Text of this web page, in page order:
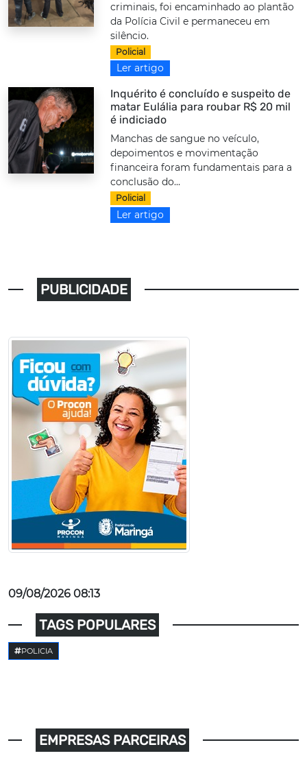
criminais, foi encaminhado ao plantão
da Polícia Civil e permaneceu em
silêncio.
Policial
Ler artigo
Inquérito é concluído e suspeito de
matar Eulália para roubar R$ 20 mil
é indiciado
Manchas de sangue no veículo,
depoimentos e movimentação
financeira foram fundamentais para a
conclusão do...
Policial
Ler artigo
PUBLICIDADE
09/08/2026 08:13
TAGS POPULARES
POLICIA
EMPRESAS PARCEIRAS